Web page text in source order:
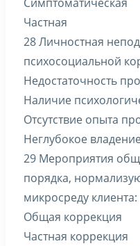
Частная
28 Личностная
психосоциальной
Недостаточность
Наличие
Отсутствие опыта
Неглубокое
29 Мероприятия
порядка,
микросреду клиента:
Общая коррекция
Частная коррекция